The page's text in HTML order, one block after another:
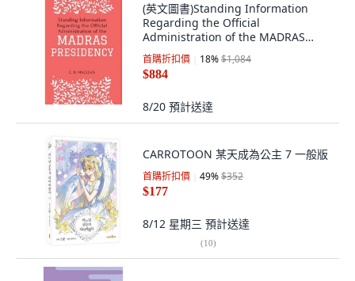
(英文圖書)Standing Information
Regarding the Official
Administration of the MADRAS
PRESIDENCY 平裝版, Tamilnadu
Bookhouse, 英文
首購折扣價 18%$1,084
$884
8/20 預計送達
CARROTOON 某天成為公主 7 一般版
首購折扣價 49%$352
$177
8/12 星期三 預計送達
(10)